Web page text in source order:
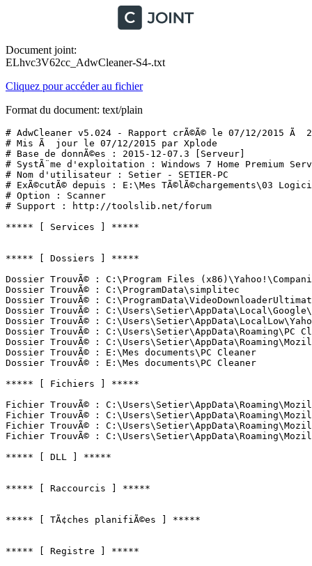
Document joint:
ELhvc3V62cc_AdwCleaner-S4-.txt
Cliquez pour accéder au fichier
Format du document: text/plain
# AdwCleaner v5.024 - Rapport crÃ©Ã© le 07/12/2015 Ã
# Mis Ã  jour le 07/12/2015 par Xplode
# Base de donnÃ©es : 2015-12-07.3 [Serveur]
# SystÃ¨me d'exploitation : Windows 7 Home Premium
# Nom d'utilisateur : Setier - SETIER-PC
# ExÃ©cutÃ© depuis : E:\Mes TÃ©lÃ©chargements\03
# Option : Scanner
# Support : http://toolslib.net/forum
***** [ Services ] *****
***** [ Dossiers ] *****
Dossier TrouvÃ© : C:\Program Files
Dossier TrouvÃ© : C:\ProgramData\simplitec
Dossier TrouvÃ© :
Dossier TrouvÃ© :
Dossier TrouvÃ© :
Dossier TrouvÃ© : C:\Users\Setier\AppData\Roaming\PC
Dossier TrouvÃ© :
Dossier TrouvÃ© : E:\Mes documents\PC Cleaner
Dossier TrouvÃ© : E:\Mes documents\PC Cleaner
***** [ Fichiers ] *****
Fichier TrouvÃ© :
Fichier TrouvÃ© :
Fichier TrouvÃ© :
Fichier TrouvÃ© :
***** [ DLL ] *****
***** [ Raccourcis ] *****
***** [ TÃ¢ches planifiÃ©es ] *****
***** [ Registre ] *****